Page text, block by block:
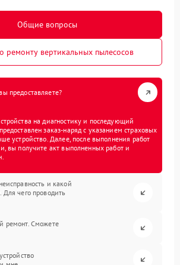
Общие вопросы
ремонту вертикальных пылесосов
предоставляете?
на диагностику и последующий
заказ-наряд с указанием страховых
устройство. Далее, после выполнения работ
вы получите акт выполненных работ и
и какой
чего проводить
ремонт. Сможете